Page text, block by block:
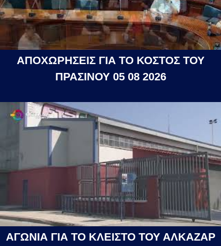
ΑΠΟΧΩΡΗΣΕΙΣ ΓΙΑ ΤΟ ΚΟΣΤΟΣ ΤΟΥ
ΠΡΑΣΙΝΟΥ 05 08 2026
ΑΓΩΝΙΑ ΓΙΑ ΤΟ ΚΛΕΙΣΤΟ ΤΟΥ ΑΛΚΑΖΑΡ